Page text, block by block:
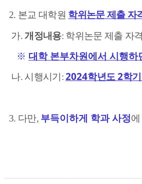
2. 본교 대학원 학위논문 제출 자
가.개정내용: 학위논문 제출 자
※ 대학 본부차원에서 시행하
나. 시행시기:2024학년도 2학
3. 다만, 부득이하게 학과 사정